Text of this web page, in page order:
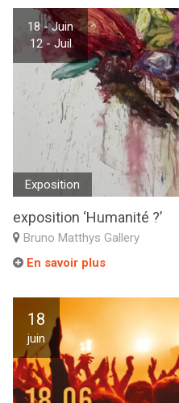
18 - Juin
12 - Juil
Exposition
exposition ‘Humanité ?’
Bruno Matthys Gallery
En savoir plus
18
juin